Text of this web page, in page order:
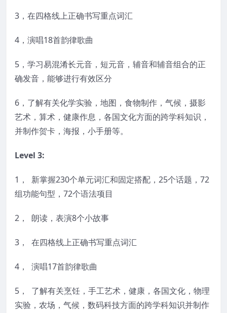
3，在四格线上正确书写重点词汇
4，演唱18首韵律歌曲
5，学习易混淆长元音，短元音，辅音和辅音组合的正
确发音，能够进行有效区分
6，了解有关化学实验，地图，食物制作，气候，摄影
艺术，算术，健康作息，各国文化方面的跨学科知识，
并制作贺卡，海报，小手册等。
Level 3:
1， 新掌握230个单元词汇和固定搭配，25个话题，72
组功能句型，72个语法项目
2， 朗读，表演8个小故事
3， 在四格线上正确书写重点词汇
4， 演唱17首韵律歌曲
5， 了解有关烹饪，手工艺术，健康，各国文化，物理
实验，农场，气候，数码科技方面的跨学科知识并制作